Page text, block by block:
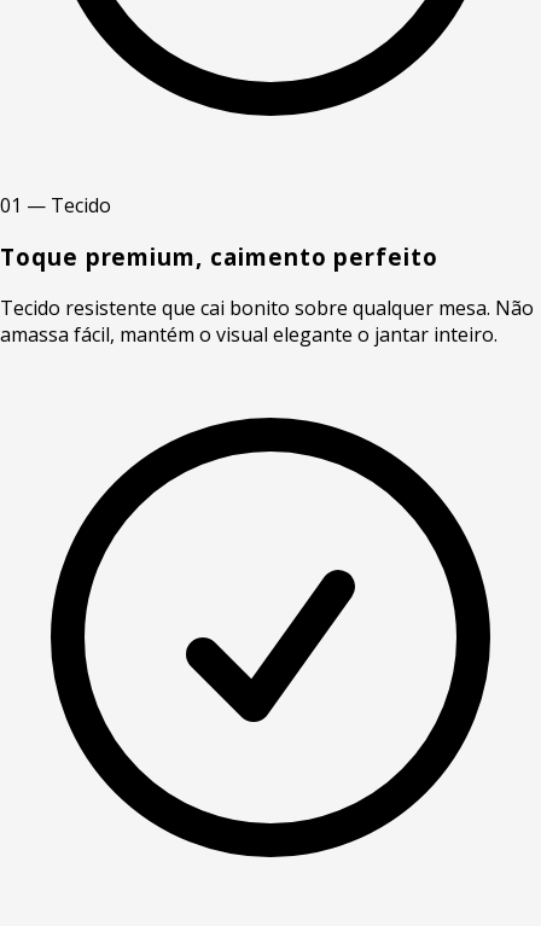
01 — Tecido
Toque premium, caimento perfeito
Tecido resistente que cai bonito sobre qualquer mesa. Não
amassa fácil, mantém o visual elegante o jantar inteiro.